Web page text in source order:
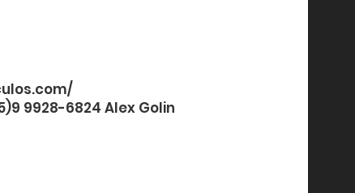
9928-6824 Alex Golin